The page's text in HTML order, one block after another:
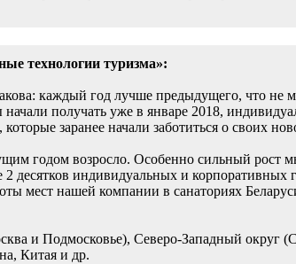
технологии туризма»:
каждый год лучше предыдущего, что не
получать уже в январе 2018,
заранее начали заботиться о своих
годом возросло. Особенно сильный рост
десятков индивидуальных и
мест нашей компании в санаториях
и Подмосковье), Северо-Западный округ
Китая и др.